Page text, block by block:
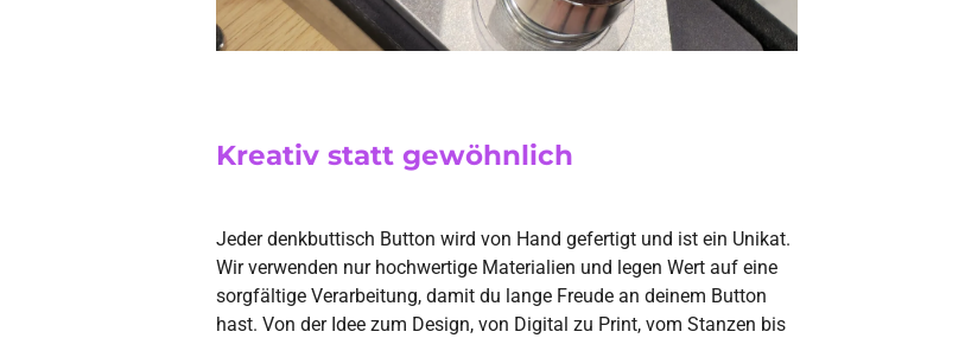
Kreativ statt gewöhnlich
Jeder denkbuttisch Button wird von Hand gefertigt und ist ein Unikat.
Wir verwenden nur hochwertige Materialien und legen Wert auf eine
sorgfältige Verarbeitung, damit du lange Freude an deinem Button
hast. Von der Idee zum Design, von Digital zu Print, vom Stanzen bis